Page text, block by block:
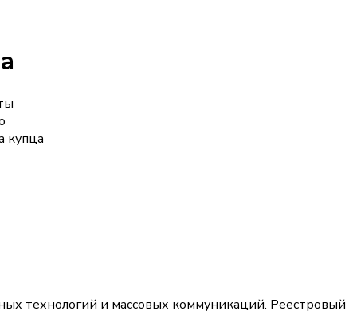
купца
технологий и массовых коммуникаций. Реестровый